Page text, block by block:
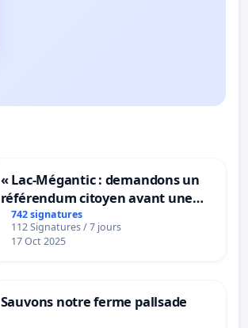
« Lac-Mégantic : demandons un
référendum citoyen avant une
transformation irréversible de
notre territoire »
742 signatures
112 Signatures / 7 jours
17 Oct 2025
Sauvons notre ferme pallsade